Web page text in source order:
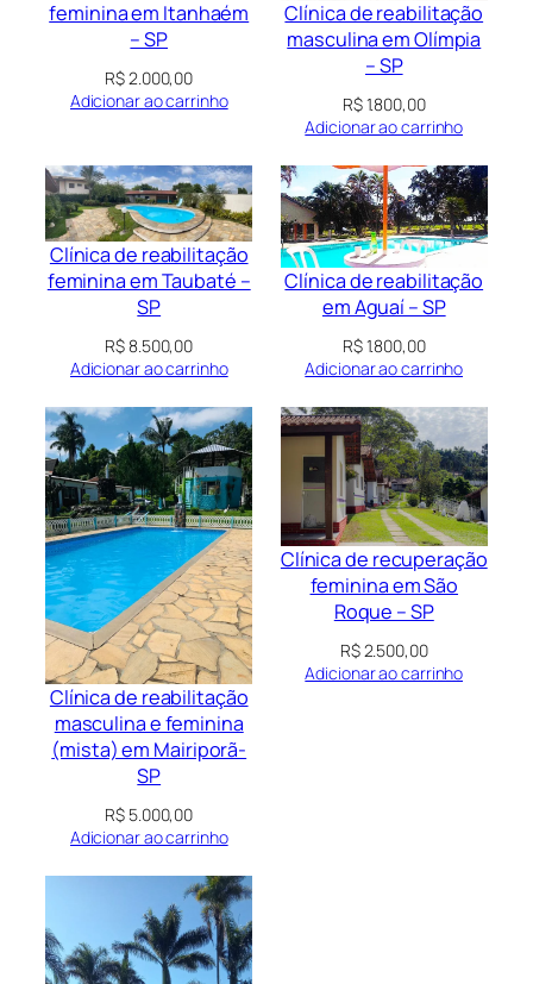
feminina em Itanhaém
– SP
R$2.000,00
Adicionar ao carrinho
Clínica de reabilitação
masculina em Olímpia
– SP
R$1.800,00
Adicionar ao carrinho
Clínica de reabilitação
feminina em Taubaté –
SP
R$8.500,00
Adicionar ao carrinho
Clínica de reabilitação
em Aguaí – SP
R$1.800,00
Adicionar ao carrinho
Clínica de reabilitação
masculina e feminina
(mista) em Mairiporã-
SP
R$ 5.000,00
Adicionar ao carrinho
Clínica de recuperação
feminina em São
Roque – SP
R$2.500,00
Adicionar ao carrinho